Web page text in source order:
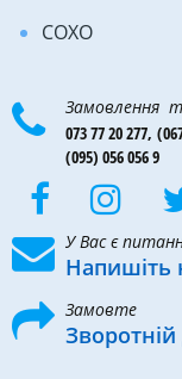
COXO
Замовлення
073 77 20 277,
(095) 056 056 9
У Вас є
Напишіть
Замовте
Зворотній